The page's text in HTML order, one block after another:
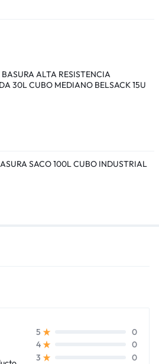
ALTA RESISTENCIA
30L CUBO MEDIANO BELSACK 15U
SACO 100L CUBO INDUSTRIAL
5
0
4
0
3
0